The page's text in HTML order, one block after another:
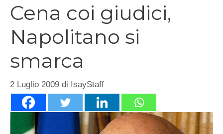
Cena coi giudici,
Napolitano si
smarca
2 Luglio 2009 di IsayStaff